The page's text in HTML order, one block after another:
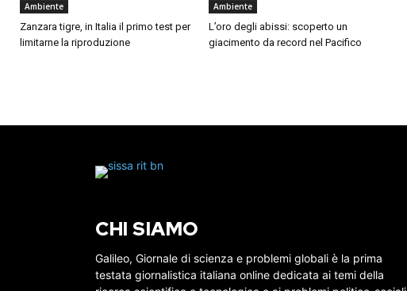
Ambiente
Zanzara tigre, in Italia il primo test per
limitarne la riproduzione
Ambiente
L’oro degli abissi: scoperto un
giacimento da record nel Pacifico
CHI SIAMO
Galileo, Giornale di scienza e problemi globali è la prima
testata giornalistica italiana online dedicata ai temi della